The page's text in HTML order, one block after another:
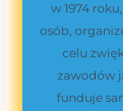
w 1974
osób,
celu
zawodów
funduje